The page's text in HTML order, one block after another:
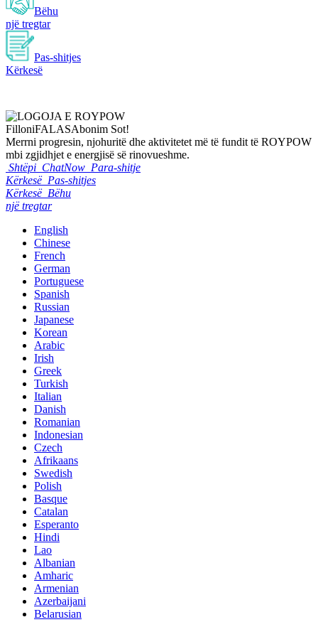
Bëhu
një tregtar
Pas-shitjes
Kërkesë
FilloniFALASAbonim Sot!
Merrni progresin, njohuritë dhe aktivitetet më të fundit të ROYPOW
mbi zgjidhjet e energjisë së rinovueshme.
Shtëpi ChatNow Para-shitje
Kërkesë Pas-shitjes
Kërkesë Bëhu
një tregtar
English
Chinese
French
German
Portuguese
Spanish
Russian
Japanese
Korean
Arabic
Irish
Greek
Turkish
Italian
Danish
Romanian
Indonesian
Czech
Afrikaans
Swedish
Polish
Basque
Catalan
Esperanto
Hindi
Lao
Albanian
Amharic
Armenian
Azerbaijani
Belarusian